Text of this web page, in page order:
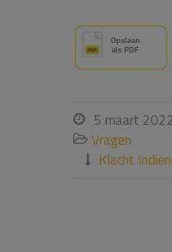
 5 maart 2022
 Vragen
 Klacht